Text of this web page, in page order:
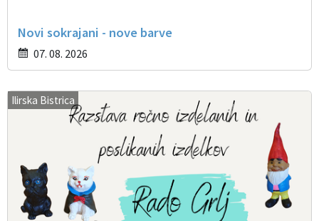
Novi sokrajani - nove barve
07. 08. 2026
Ilirska Bistrica